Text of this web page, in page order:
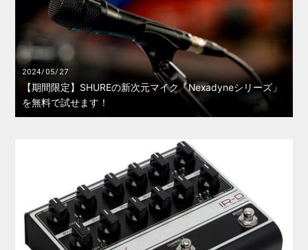
2024/05/27
【期間限定】SHUREの新次元マイク「Nexadyneシリーズ」
を無料で試せます！